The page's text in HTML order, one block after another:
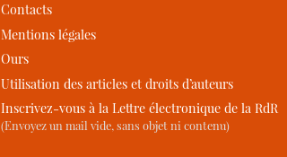
Contacts
Mentions légales
Ours
Utilisation des articles et droits d’auteurs
Inscrivez-vous à la Lettre électronique de la RdR
(Envoyez un mail vide, sans objet ni contenu)